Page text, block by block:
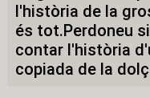
l'història de la
és tot.Perdoneu
contar l'història
copiada de la